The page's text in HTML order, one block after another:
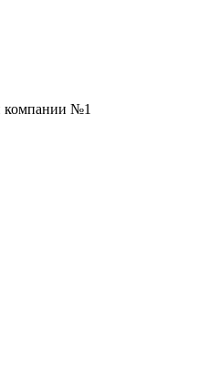
компании №1